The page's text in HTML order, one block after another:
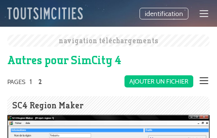
identification
navigation téléchargements
Autres pour SimCity 4
AJOUTER UN FICHIER
PAGES 1 2
SC4 Region Maker